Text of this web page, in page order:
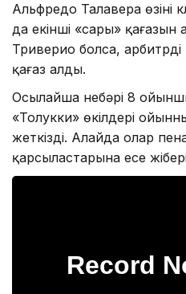
Альфредо Талавера
да екінші «сары»
Триверио болса, арбитрді
қағаз алды.
Осылайша небәрі 8
«Толукки» өкілдері
жеткізді. Алайда олар
қарсыластарына есе